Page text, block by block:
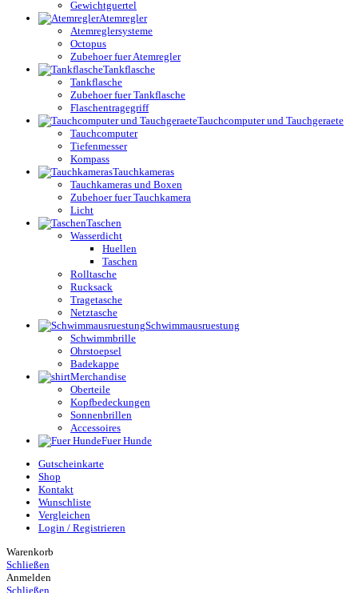
Gewichtguertel
Atemregler
Atemreglersysteme
Octopus
Zubehoer fuer Atemregler
Tankflasche
Tankflasche
Zubehoer fuer Tankflasche
Flaschentragegriff
Tauchcomputer und Tauchgeraete
Tauchcomputer
Tiefenmesser
Kompass
Tauchkameras
Tauchkameras und Boxen
Zubehoer fuer Tauchkamera
Licht
Taschen
Wasserdicht
Huellen
Taschen
Rolltasche
Rucksack
Tragetasche
Netztasche
Schwimmausruestung
Schwimmbrille
Ohrstoepsel
Badekappe
Merchandise
Oberteile
Kopfbedeckungen
Sonnenbrillen
Accessoires
Fuer Hunde
Gutscheinkarte
Shop
Kontakt
Wunschliste
Vergleichen
Login / Registrieren
Warenkorb
Schließen
Anmelden
Schließen